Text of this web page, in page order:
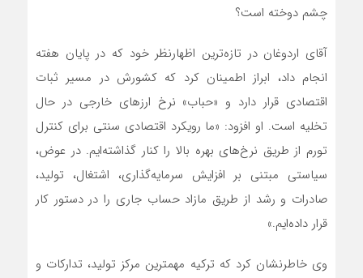
چشم دوخته است؟
آقای اردوغان در تازه‌ترین اظهارنظر خود که در پایان هفته
انجام داد، ابراز اطمینان کرد که کشورش در مسیر ثبات
اقتصادی قرار دارد و «حباب» نرخ ارزهای خارجی در حال
تخلیه است. او افزود: «ما رویکرد اقتصادی سنتی برای کنترل
تورم از طریق نرخ‌های بهره بالا را کنار گذاشته‌ایم. در عوض،
سیاستی مبتنی بر افزایش سرمایه‌گذاری، اشتغال، تولید،
صادرات و رشد از طریق مازاد حساب جاری را در دستور کار
قرار داده‌ایم.»
وی خاطرنشان کرد که ترکیه مهمترین مرکز تولید، تدارکات و